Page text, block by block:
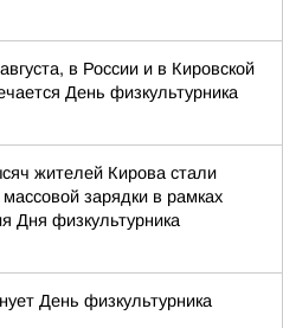
в России и в Кировской
День физкультурника
жителей Кирова стали
зарядки в рамках
Дня физкультурника
День физкультурника